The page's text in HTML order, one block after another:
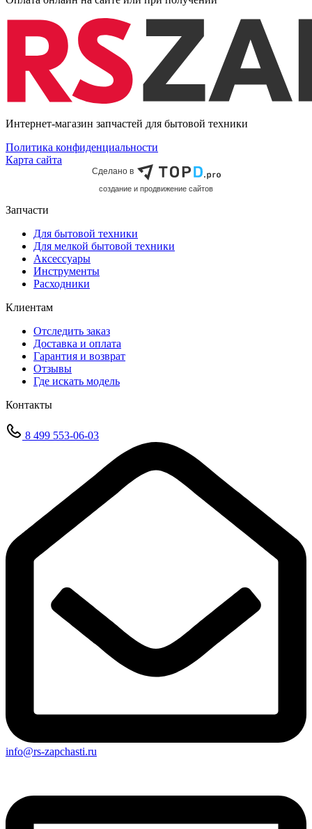
Интернет-магазин запчастей для бытовой техники
Политика конфиденциальности
Карта сайта
Сделано в
cоздание и продвижение сайтов
Запчасти
Для бытовой техники
Для мелкой бытовой техники
Аксессуары
Инструменты
Расходники
Клиентам
Отследить заказ
Доставка и оплата
Гарантия и возврат
Отзывы
Где искать модель
Контакты
8 499 553-06-03
info@rs-zapchasti.ru